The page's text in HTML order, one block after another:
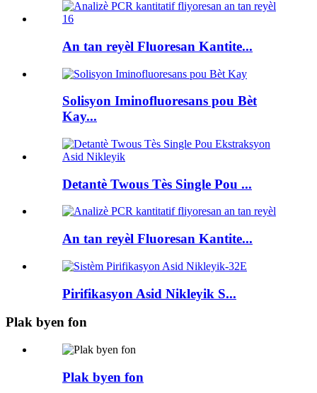
An tan reyèl Fluoresan Kantite...
Solisyon Iminofluoresans pou Bèt
Kay...
Detantè Twous Tès Single Pou ...
An tan reyèl Fluoresan Kantite...
Pirifikasyon Asid Nikleyik S...
Plak byen fon
Plak byen fon